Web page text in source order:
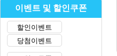
이벤트 및 할인쿠폰
할인이벤트
당첨이벤트